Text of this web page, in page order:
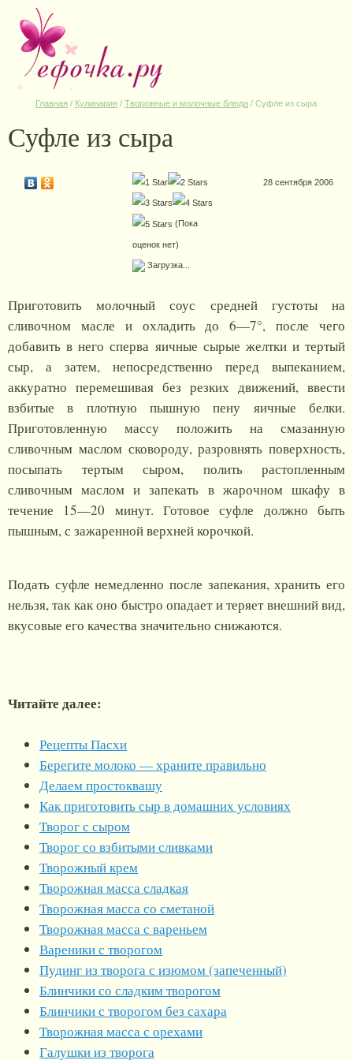
Главная / Кулинария / Творожные и молочные блюда / Суфле из сыра
Суфле из сыра
(Пока
оценок нет)
Загрузка...
28 сентября 2006
Приготовить молочный соус средней густоты на
сливочном масле и охладить до 6—7°, после чего
добавить в него сперва яичные сырые желтки и тертый
сыр, а затем, непосредственно перед выпеканием,
аккуратно перемешивая без резких движений, ввести
взбитые в плотную пышную пену яичные белки.
Приготовленную массу положить на смазанную
сливочным маслом сковороду, разровнять поверхность,
посыпать тертым сыром, полить растопленным
сливочным маслом и запекать в жарочном шкафу в
течение 15—20 минут. Готовое суфле должно быть
пышным, с зажаренной верхней корочкой.
Подать суфле немедленно после запекания, хранить его
нельзя, так как оно быстро опадает и теряет внешний вид,
вкусовые его качества значительно снижаются.
Читайте далее:
Рецепты Пасхи
Берегите молоко — храните правильно
Делаем простоквашу
Как приготовить сыр в домашних условиях
Творог с сыром
Творог со взбитыми сливками
Творожный крем
Творожная масса сладкая
Творожная масса со сметаной
Творожная масса с вареньем
Вареники с творогом
Пудинг из творога с изюмом (запеченный)
Блинчики со сладким творогом
Блинчики с творогом без сахара
Творожная масса с орехами
Галушки из творога